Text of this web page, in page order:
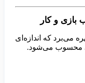
می‌برد که اندازه‌ای
محسوب می‌شود.